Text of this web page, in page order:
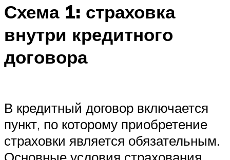
Схема 1: страховка
внутри кредитного
договора
В кредитный договор включается
пункт, по которому приобретение
страховки является обязательным.